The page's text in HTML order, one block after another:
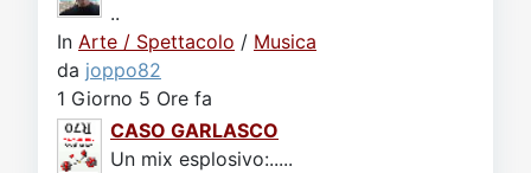
..
In Arte / Spettacolo / Musica
da joppo82
1 Giorno 5 Ore fa
CASO GARLASCO
Un mix esplosivo:.....